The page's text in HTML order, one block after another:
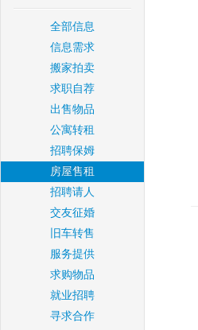
全部信息
信息需求
搬家拍卖
求职自荐
出售物品
公寓转租
招聘保姆
房屋售租
招聘请人
交友征婚
旧车转售
服务提供
求购物品
就业招聘
寻求合作